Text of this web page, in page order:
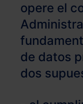
opere el
de datos
dos